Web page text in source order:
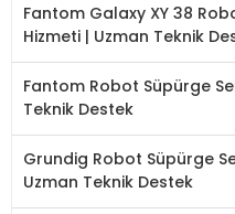
Fantom Galaxy XY 38
Hizmeti | Uzman Teknik
Fantom Robot Süpürge
Teknik Destek
Grundig Robot Süpürge
Uzman Teknik Destek